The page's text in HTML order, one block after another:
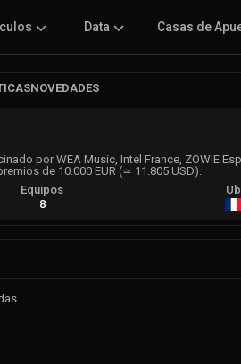
Data Casas de
NOVEDADES
por WEA Music, Intel France, ZOWIE
de 10.000 EUR (≃ 11.805 USD).
Equipos
8